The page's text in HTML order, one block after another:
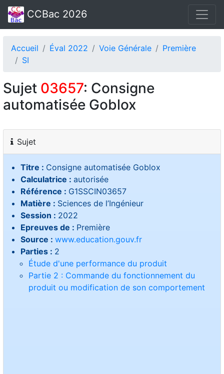
CCBac 2026
Accueil Éval 2022 Voie Générale
Première
SI
Sujet 03657: Consigne
automatisée Goblox
Sujet
Titre : Consigne automatisée Goblox
Calculatrice : autorisée
Référence : G1SSCIN03657
Matière : Sciences de l’Ingénieur
Session : 2022
Epreuves de : Première
Source : www.education.gouv.fr
Parties : 2
Étude d'une performance du produit
Partie 2 : Commande du fonctionnement du
produit ou modification de son comportement